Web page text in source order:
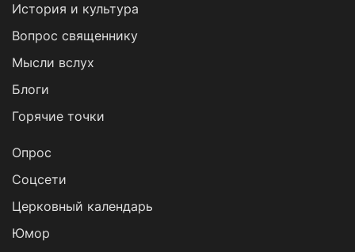
История и культура
Вопрос священнику
Мысли вслух
Блоги
Горячие точки
Опрос
Cоцсети
Церковный календарь
Юмор